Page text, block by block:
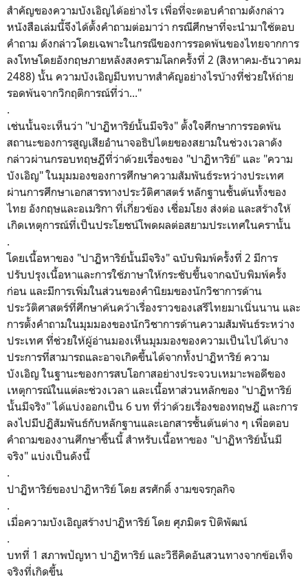
สำคัญของความบังเอิญได้อย่างไร เพื่อที่จะตอบคำถามดังกล่าว
หนังสือเล่มนี้จึงได้ตั้งคำถามต่อมาว่า กรณีศึกษาที่จะนำมาใช้ตอบ
คำถาม ดังกล่าวโดยเฉพาะในกรณีของการรอดพ้นของไทยจากการ
ลงโทษโดยอังกฤษภายหลังสงครามโลกครั้งที่ 2 (สิงหาคม-ธันวาคม
2488) นั้น ความบังเอิญมีบทบาทสำคัญอย่างไรบ้างที่ช่วยให้ถ่าย
รอดพ้นจากวิกฤติการณ์ที่ว่า..."
.
เช่นนั้นจะเห็นว่า "ปาฏิหาริย์นั้นมีจริง" ตั้งใจศึกษาการรอดพ้น
สถานะของการสูญเสียอำนาจอธิปไตยของสยามในช่วงเวลาดัง
กล่าวผ่านกรอบทฤษฎีที่ว่าด้วยเรื่องของ "ปาฏิหาริย์" และ "ความ
บังเอิญ" ในมุมมองของการศึกษาความสัมพันธ์ระหว่างประเทศ
ผ่านการศึกษาเอกสารทางประวัติศาสตร์ หลักฐานชั้นต้นทั้งของ
ไทย อังกฤษและอเมริกา ที่เกี่ยวข้อง เชื่อมโยง ส่งต่อ และสร้างให้
เกิดเหตุการณ์ที่เป็นประโยชน์โพดผลต่อสยามประเทศในครานั้น
.
โดยเนื้อหาของ "ปาฏิหาริย์นั้นมีจริง" ฉบับพิมพ์ครั้งที่ 2 มีการ
ปรับปรุงเนื้อหาและการใช้ภาษาให้กระชับขึ้นจากฉบับพิมพ์ครั้ง
ก่อน และมีการเพิ่มในส่วนของคำนิยมของนักวิชาการด้าน
ประวัติศาสตร์ที่ศึกษาค้นคว้าเรื่องราวของเสรีไทยมาเนิ่นนาน และ
การตั้งคำถามในมุมมองของนักวิชาการด้านความสัมพันธ์ระหว่าง
ประเทศ ที่ช่วยให้ผู้อ่านมองเห็นมุมมองของความเป็นไปได้บาง
ประการที่สามารถและอาจเกิดขึ้นได้จากทั้งปาฏิหาริย์ ความ
บังเอิญ ในฐานะของการสบโอกาสอย่างประจวบเหมาะพอดีของ
เหตุการณ์ในแต่ละช่วงเวลา และเนื้อหาส่วนหลักของ "ปาฏิหาริย์
นั้นมีจริง" ได้แบ่งออกเป็น 6 บท ที่ว่าด้วยเรื่องของทฤษฎี และการ
ลงไปมีปฏิสัมพันธ์กับหลักฐานและเอกสารชั้นต้นต่าง ๆ เพื่อตอบ
คำถามของงานศึกษาชิ้นนี้ สำหรับเนื้อหาของ "ปาฏิหาริย์นั้นมี
จริง" แบ่งเป็นดังนี้
.
ปาฏิหาริย์ของปาฏิหาริย์ โดย สรศักดิ์ งามขจรกุลกิจ
.
เมื่อความบังเอิญสร้างปาฏิหาริย์ โดย ศุภมิตร ปิติพัฒน์
.
บทที่ 1 สภาพปัญหา ปาฏิหาริย์ และวิธีคิดอันสวนทางจากข้อเท็จ
จริงที่เกิดขึ้น